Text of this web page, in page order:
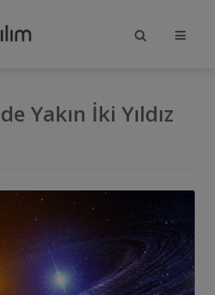
Yakın İki Yıldız